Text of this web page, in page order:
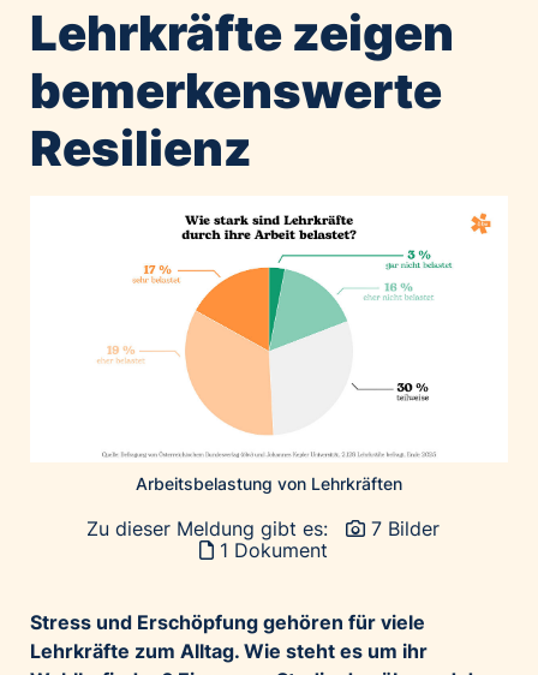
Constantia Flexibles
Costa Kreuzfahrten
Emirates
Huawei Consumer Business Group
Kroatische Zentrale für Tourismus
List Holding Gruppe
Microsoft
Lehrkräfte zeigen
bemerkenswerte
Resilienz
Arbeitsbelastung von Lehrkräften
Zu dieser Meldung gibt es:
7 Bilder
1 Dokument
Stress und Erschöpfung gehören für viele
Lehrkräfte zum Alltag. Wie steht es um ihr